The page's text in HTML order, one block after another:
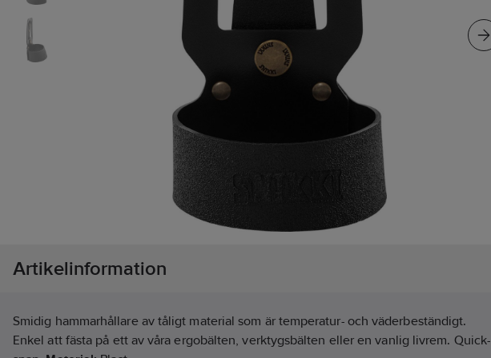
Artikelinformation
Smidig hammarhållare av tåligt material som är temperatur- och väderbeständigt.
Enkel att fästa på ett av våra ergobälten, verktygsbälten eller en vanlig livrem. Quick-